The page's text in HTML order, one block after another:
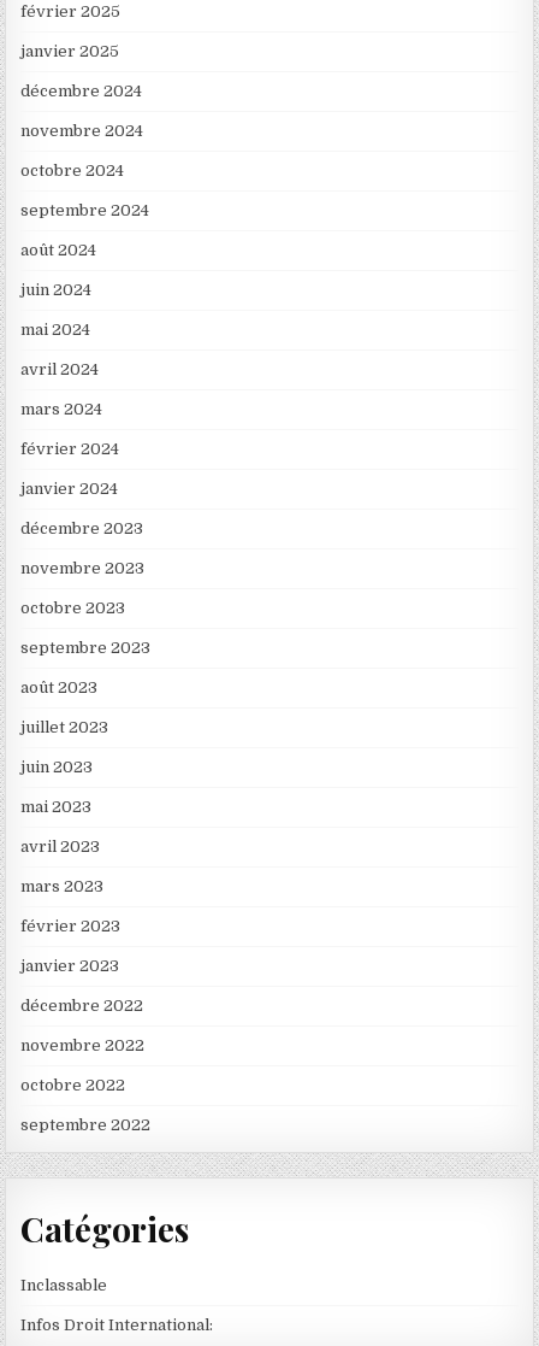
février 2025
janvier 2025
décembre 2024
novembre 2024
octobre 2024
septembre 2024
août 2024
juin 2024
mai 2024
avril 2024
mars 2024
février 2024
janvier 2024
décembre 2023
novembre 2023
octobre 2023
septembre 2023
août 2023
juillet 2023
juin 2023
mai 2023
avril 2023
mars 2023
février 2023
janvier 2023
décembre 2022
novembre 2022
octobre 2022
septembre 2022
Catégories
Inclassable
Infos Droit International: